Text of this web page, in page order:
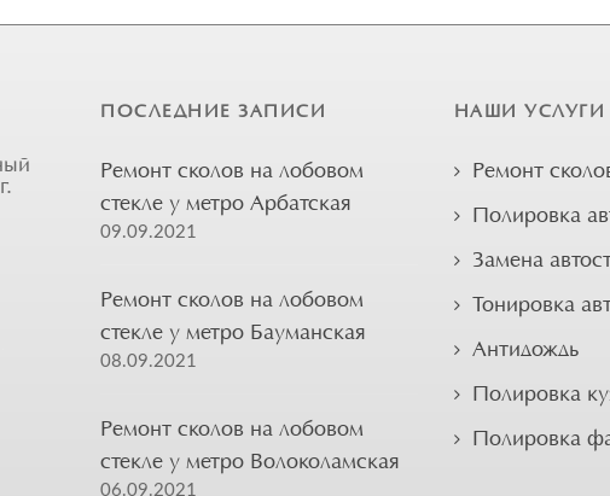
ПОСЛЕДНИЕ ЗАПИСИ
Ремонт сколов на лобовом
стекле у метро Арбатская
09.09.2021
Ремонт сколов на лобовом
стекле у метро Бауманская
08.09.2021
Ремонт сколов на лобовом
стекле у метро Волоколамская
06.09.2021
НАШИ УСЛУГИ
Ремонт
Полировка
Замена
Тонировка
Антидождь
Полировка
Полировка